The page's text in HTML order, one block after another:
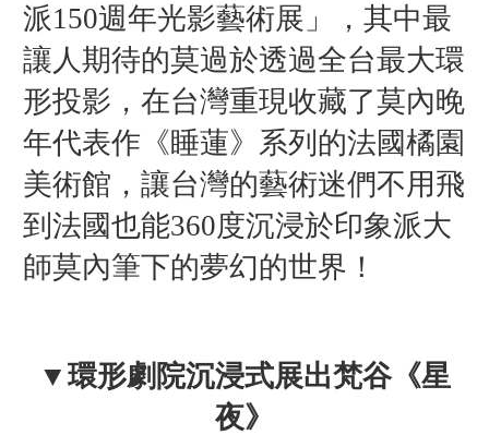
派150週年光影藝術展」，其中最
讓人期待的莫過於透過全台最大環
形投影，在台灣重現收藏了莫內晚
年代表作《睡蓮》系列的法國橘園
美術館，讓台灣的藝術迷們不用飛
到法國也能360度沉浸於印象派大
師莫內筆下的夢幻的世界！
▼環形劇院沉浸式展出梵谷《星
夜》